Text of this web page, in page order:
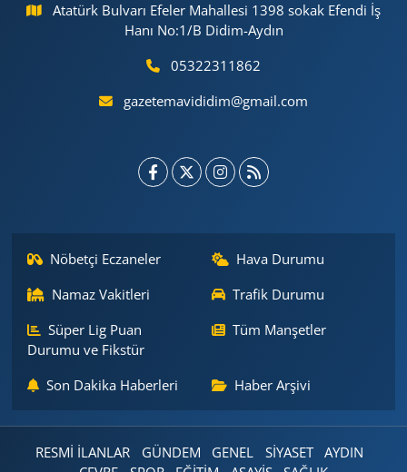
Atatürk Bulvarı Efeler Mahallesi 1398 sokak Efendi İş
Hanı No:1/B Didim-Aydın
05322311862
gazetemavididim@gmail.com
Nöbetçi Eczaneler
Hava Durumu
Namaz Vakitleri
Trafik Durumu
Süper Lig Puan
Durumu ve Fikstür
Tüm Manşetler
Son Dakika Haberleri Haber Arşivi
RESMİ İLANLAR GÜNDEM GENEL SİYASET
AYDIN